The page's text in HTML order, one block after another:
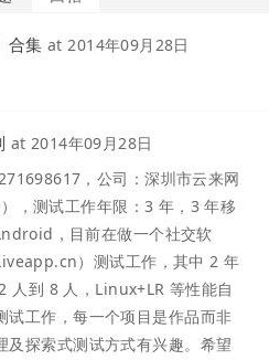
合集 at2014年09月28日
at 2014年09月28日
，公司：深圳市云来网
，测试工作年限：3 年，3 年移
，目前在做一个社交软
）测试工作，其中 2 年
人到 8 人，Linux+LR 等性能自
试工作，每一个项目是作品而非
及探索式测试方式有兴趣。希望